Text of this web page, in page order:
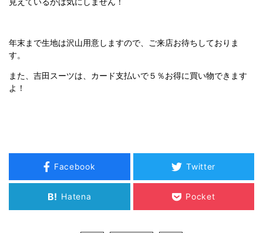
年末まで生地は沢山用意しますので、ご来店お待ちしておりま
す。
また、吉田スーツは、カード支払いで５％お得に買い物できます
よ！
Facebook Twitter
B! Hatena Pocket